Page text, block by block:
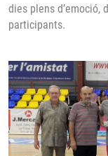
dies plens
participants.